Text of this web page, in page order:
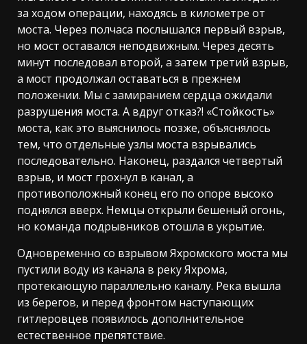
за ходом операции, находясь в километре от
моста. Через полчаса послышался первый взрыв,
но мост оставался неподвижным. Через десять
минут последовал второй, а затем третий взрыв,
а мост продолжал оставаться в прежнем
положении. Мы с замиранием сердца ожидали
разрушения моста. А вдруг отказ?! «Стойкость»
моста, как это выяснилось позже, объяснялось
тем, что отдельные узлы моста взрывались
последовательно. Наконец, раздался четвертый
взрыв, и мост грохнул в канал, а
противоположный конец его по опоре высоко
поднялся вверх. Немцы открыли бешеный огонь,
но команда подрывников отошла в укрытие.
Одновременно со взрывом Яхромского моста мы
пустили воду из канала в реку Яхрома,
протекающую параллельно каналу. Река вышла
из берегов, и перед фронтом наступающих
гитлеровцев появилось дополнительное
естественное препятствие.